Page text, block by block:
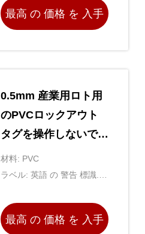
最高 の 価格 を 入手
0.5mm 産業用ロト用
のPVCロックアウト
タグを操作しないでく
ださい
材料: PVC
ラベル: 英語 の 警告 標識.個
最高 の 価格 を 入手